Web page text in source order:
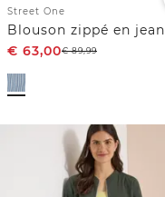
Street One
Blouson zippé en jean
€ 63,00€89,99